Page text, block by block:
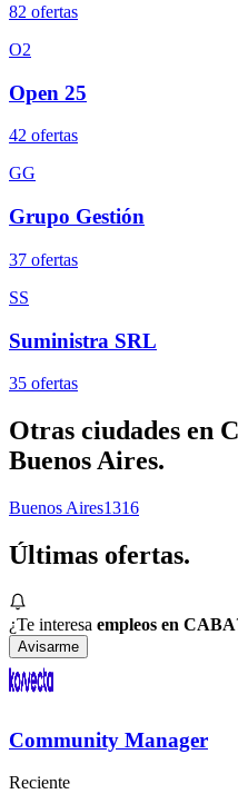
82 ofertas
O2
Open 25
42 ofertas
GG
Grupo Gestión
37 ofertas
SS
Suministra SRL
35 ofertas
Otras ciudades en
Buenos Aires.
Buenos Aires1316
Últimas ofertas.
¿Te interesa empleos en CABA
Avisarme
Community Manager
Reciente